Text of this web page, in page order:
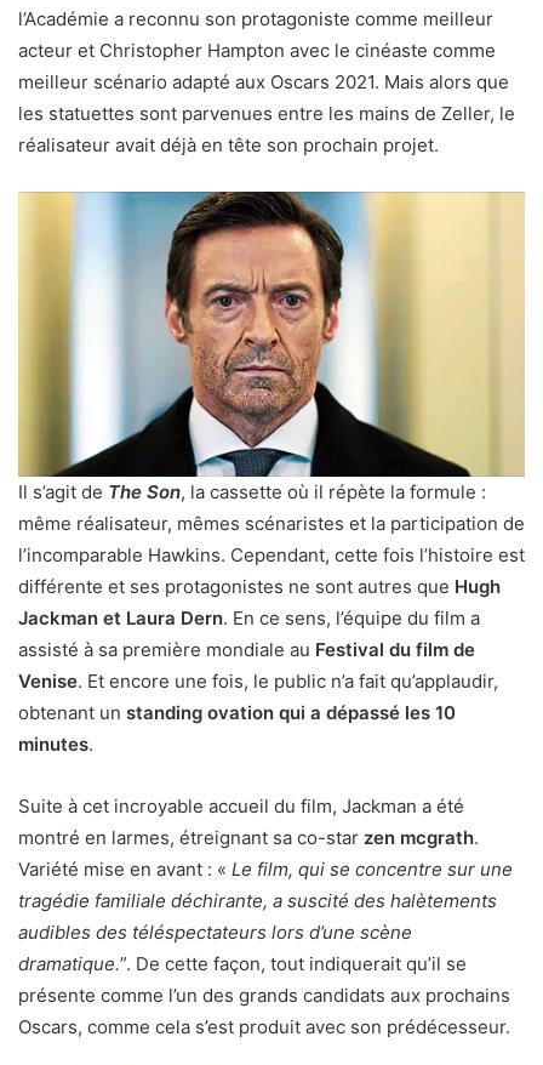
l’Académie a reconnu son protagoniste comme meilleur
acteur et Christopher Hampton avec le cinéaste comme
meilleur scénario adapté aux Oscars 2021. Mais alors que
les statuettes sont parvenues entre les mains de Zeller, le
réalisateur avait déjà en tête son prochain projet.
Il s’agit de The Son, la cassette où il répète la formule :
même réalisateur, mêmes scénaristes et la participation de
l’incomparable Hawkins. Cependant, cette fois l’histoire est
différente et ses protagonistes ne sont autres que Hugh
Jackman et Laura Dern. En ce sens, l’équipe du film a
assisté à sa première mondiale au Festival du film de
Venise. Et encore une fois, le public n’a fait qu’applaudir,
obtenant un standing ovation qui a dépassé les 10
minutes.
Suite à cet incroyable accueil du film, Jackman a été
montré en larmes, étreignant sa co-star zen mcgrath.
Variété mise en avant : « Le film, qui se concentre sur une
tragédie familiale déchirante, a suscité des halètements
audibles des téléspectateurs lors d’une scène
dramatique.”. De cette façon, tout indiquerait qu’il se
présente comme l’un des grands candidats aux prochains
Oscars, comme cela s’est produit avec son prédécesseur.